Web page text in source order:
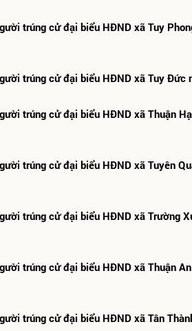
trúng cử đại biểu HĐND xã Tuy
trúng cử đại biểu HĐND xã Tuy
trúng cử đại biểu HĐND xã Thuận
trúng cử đại biểu HĐND xã Tuyên
trúng cử đại biểu HĐND xã Trường
trúng cử đại biểu HĐND xã Thuận
trúng cử đại biểu HĐND xã Tân